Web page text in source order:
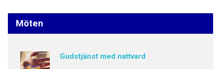
Möten
Gudstjänst med nattvard